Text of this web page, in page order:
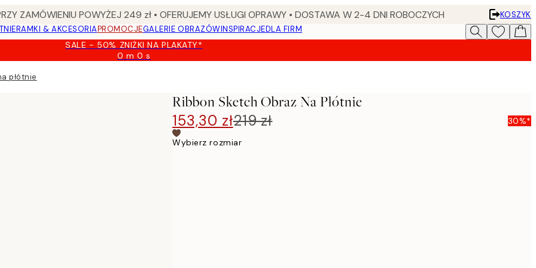
ZAMÓWIENIU POWYŻEJ 249 zł • OFERUJEMY USŁUGI OPRAWY • DOSTAWA W 2-4 DNI ROBOCZYCH
KOSZYK
RAMKI & AKCESORIAPROMOCJEGALERIE OBRAZÓWINSPIRACJEDLA FIRM
SALE - 50% ZNIŻKI NA PLAKATY*
0 m0 s
Ważny
płótnie
Ribbon Sketch Obraz Na Płótnie
153,30 zł219 zł 30%*
Wybierz rozmiar